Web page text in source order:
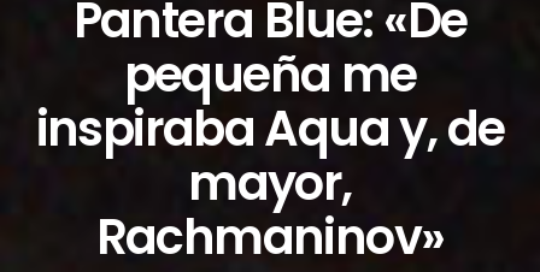
Pantera Blue: «De
pequeña me
inspiraba Aqua y, de
mayor,
Rachmaninov»